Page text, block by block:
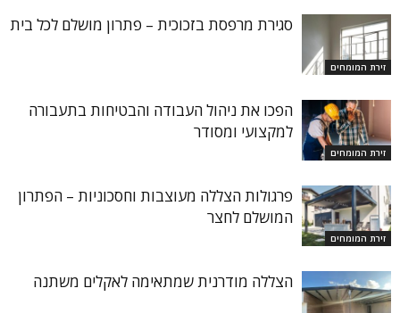
זירת המומחים
סגירת מרפסת בזכוכית – פתרון מושלם לכל בית
זירת המומחים
הפכו את ניהול העבודה והבטיחות בתעבורה
למקצועי ומסודר
זירת המומחים
פרגולות הצללה מעוצבות וחסכוניות – הפתרון
המושלם לחצר
הצללה מודרנית שמתאימה לאקלים משתנה